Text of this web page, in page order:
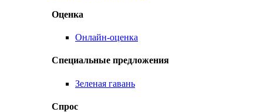
Оценка
Онлайн-оценка
Специальные предложения
Зеленая гавань
Спрос